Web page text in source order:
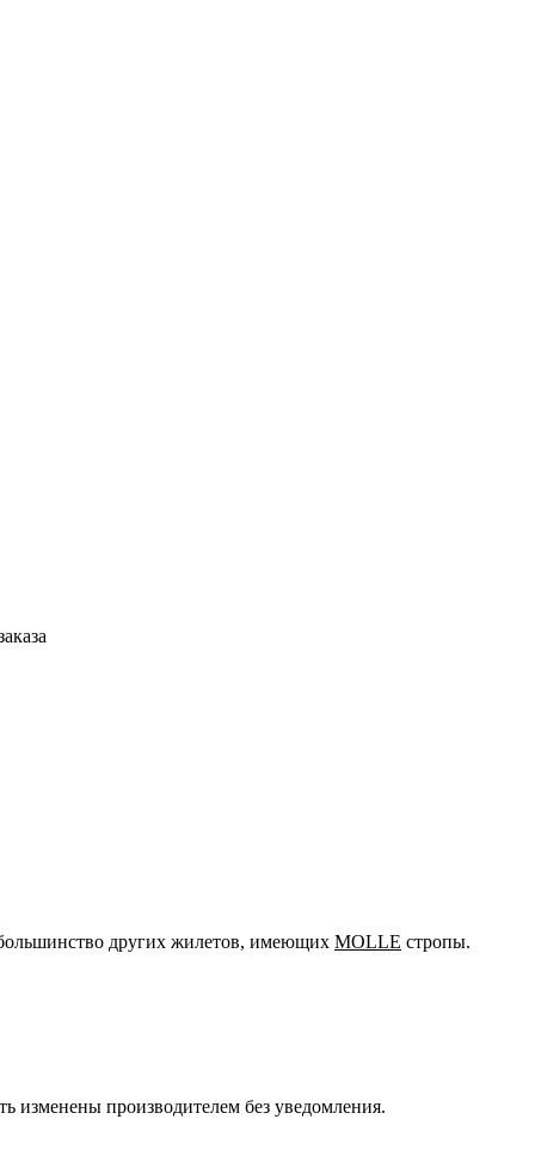
других жилетов, имеющих MOLLE стропы.
изменены производителем без уведомления.